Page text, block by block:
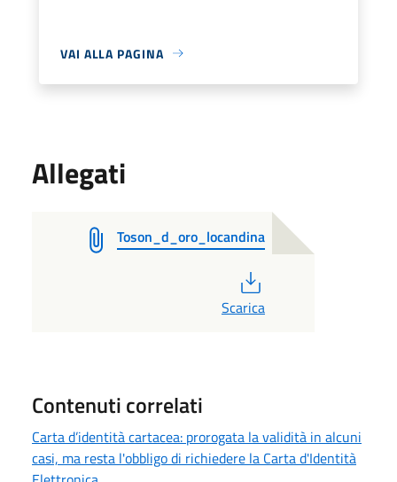
VAI ALLA PAGINA
Allegati
Toson_d_oro_locandina
Scarica
Contenuti correlati
Carta d’identità cartacea: prorogata la validità in alcuni
casi, ma resta l'obbligo di richiedere la Carta d'Identità